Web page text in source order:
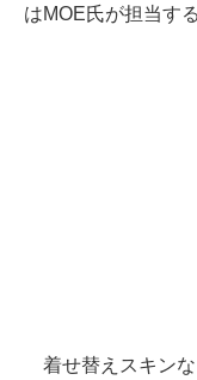
はMOE氏が担当する
着せ替えスキンな